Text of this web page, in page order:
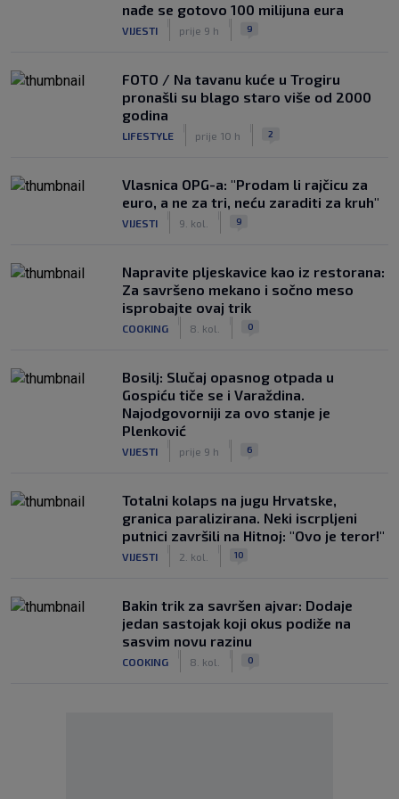
nađe se gotovo 100 milijuna eura
VIJESTI prije 9 h 9
FOTO / Na tavanu kuće u Trogiru
pronašli su blago staro više od 2000
godina
LIFESTYLE prije 10 h 2
Vlasnica OPG-a: "Prodam li rajčicu za
euro, a ne za tri, neću zaraditi za kruh"
VIJESTI 9. kol. 9
Napravite pljeskavice kao iz restorana:
Za savršeno mekano i sočno meso
isprobajte ovaj trik
COOKING 8. kol. 0
Bosilj: Slučaj opasnog otpada u
Gospiću tiče se i Varaždina.
Najodgovorniji za ovo stanje je
Plenković
VIJESTI prije 9 h 6
Totalni kolaps na jugu Hrvatske,
granica paralizirana. Neki iscrpljeni
putnici završili na Hitnoj: "Ovo je teror!"
VIJESTI 2. kol. 10
Bakin trik za savršen ajvar: Dodaje
jedan sastojak koji okus podiže na
sasvim novu razinu
COOKING 8. kol. 0